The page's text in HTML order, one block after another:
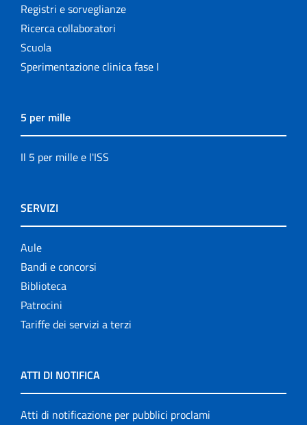
Registri e sorveglianze
Ricerca collaboratori
Scuola
Sperimentazione clinica fase I
5 per mille
Il 5 per mille e l'ISS
SERVIZI
Aule
Bandi e concorsi
Biblioteca
Patrocini
Tariffe dei servizi a terzi
ATTI DI NOTIFICA
Atti di notificazione per pubblici proclami